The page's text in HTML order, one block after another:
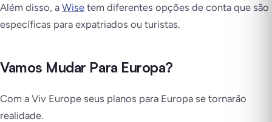
Além disso, a Wise tem diferentes opções de conta que são
específicas para expatriados ou turistas.
Vamos Mudar Para Europa?
Com a Viv Europe seus planos para Europa se tornarão
realidade.